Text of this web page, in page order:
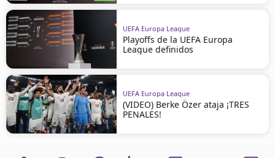
UEFA Europa League
Playoffs de la UEFA Europa
League definidos
UEFA Europa League
(VIDEO) Berke Özer ataja ¡TRES
PENALES!